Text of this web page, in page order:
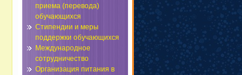
приема (перевода)
обучающихся
Стипендии и меры
поддержки обучающихся
Международное
сотрудничество
Организация питания в